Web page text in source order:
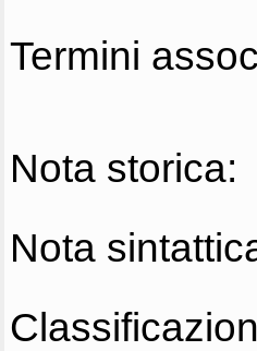
Termini
Nota storica:
Nota